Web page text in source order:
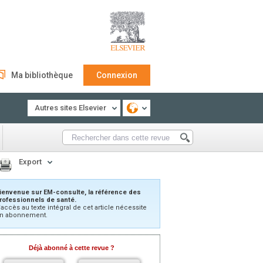
Ma bibliothèque Connexion
Autres sites Elsevier
Export
sur EM-consulte, la référence des
de santé.
au texte intégral de cet article nécessite
abonnement.
Déjà abonné à cette revue ?